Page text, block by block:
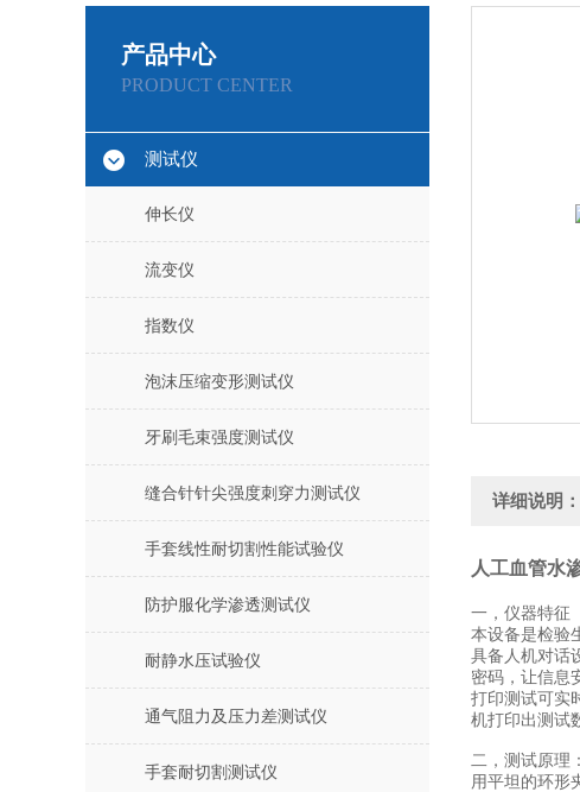
产品中心
PRODUCT CENTER
测试仪
伸长仪
流变仪
指数仪
泡沫压缩变形测试仪
牙刷毛束强度测试仪
缝合针针尖强度刺穿力测试仪
手套线性耐切割性能试验仪
防护服化学渗透测试仪
耐静水压试验仪
通气阻力及压力差测试仪
手套耐切割测试仪
详细说明：
人工血管水
一， 仪器特征
本设备是检验
具备人机对话
密码，让信息
打印测试可实
机打印出测试
二，测试原理：
用平坦的环形